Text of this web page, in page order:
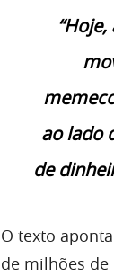
ao lado
de
O texto
de milhões